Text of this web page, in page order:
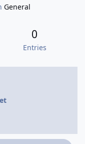
General
0
Entries